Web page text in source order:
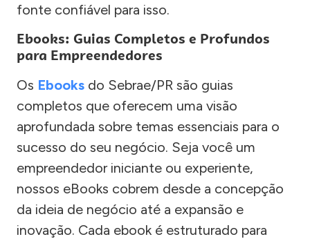
fonte confiável para isso.
Ebooks: Guias Completos e Profundos
para Empreendedores
Os Ebooks do Sebrae/PR são guias
completos que oferecem uma visão
aprofundada sobre temas essenciais para o
sucesso do seu negócio. Seja você um
empreendedor iniciante ou experiente,
nossos eBooks cobrem desde a concepção
da ideia de negócio até a expansão e
inovação. Cada ebook é estruturado para